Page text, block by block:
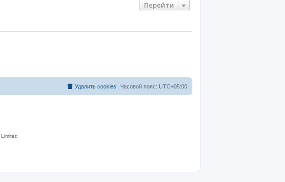
Перейти
Часовой пояс: UTC+05:00
Удалить cookies